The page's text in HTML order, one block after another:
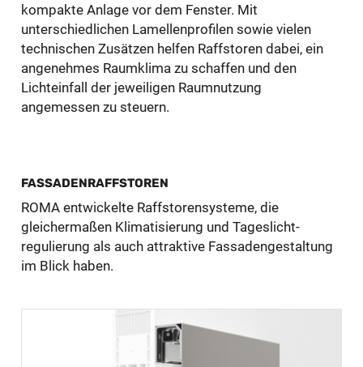
kompakte Anlage vor dem Fenster. Mit
unterschiedlichen Lamellenprofilen sowie vielen
technischen Zusätzen helfen Raffstoren dabei, ein
angenehmes Raumklima zu schaffen und den
Lichteinfall der jeweiligen Raumnutzung
angemessen zu steuern.
FASSADENRAFFSTOREN
ROMA entwickelte Raffstorensysteme, die
gleichermaßen Klimatisierung und Tageslicht­
regulierung als auch attraktive Fassadengestaltung
im Blick haben.